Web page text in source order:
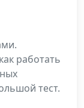
работать
тест.